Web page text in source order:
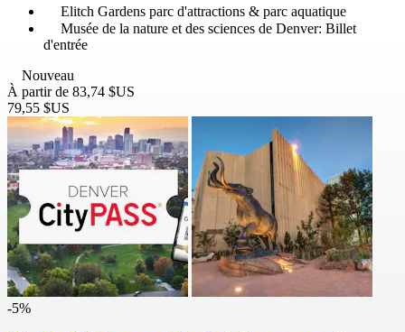
Elitch Gardens parc d'attractions & parc aquatique
Musée de la nature et des sciences de Denver: Billet
d'entrée
Nouveau
À partir de 83,74 $US
79,55 $US
-5%